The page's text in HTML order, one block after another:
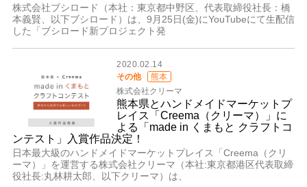
株式会社ブシロード（本社：東京都中野区、代表取締役社長：橋
本義賢、以下ブシロード）は、9月25日(金)にYouTubeにて生配信
した「ブシロード新プロジェクト発
2020.02.14
その他
熊本
株式会社クリーマ
熊本県とハンドメイドマーケットプ
レイス「Creema（クリーマ）」に
よる「made in くまもと クラフトコ
ンテスト」入賞作品決定！
日本最大級のハンドメイドマーケットプレイス「Creema（クリ
ーマ）」を運営する株式会社クリーマ（本社:東京都港区代表取締
役社長:丸林耕太郎、以下クリーマ）は、